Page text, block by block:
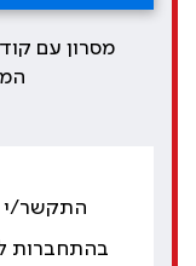
מסרון עם
התקשר/י
בהתחברות